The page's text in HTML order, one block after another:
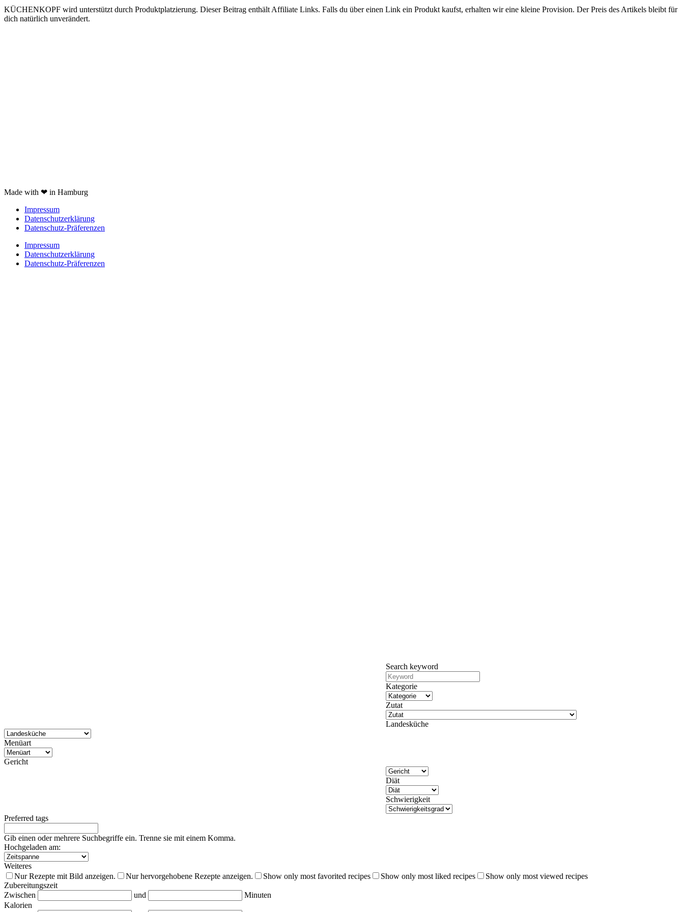
KÜCHENKOPF wird unterstützt durch Produktplatzierung. Dieser Beitrag enthält Affiliate Links. Falls du über einen Link ein Produkt kaufst, erhalten wir eine kleine Provision. Der Preis des Artikels bleibt für
dich natürlich unverändert.
Made with ❤ in Hamburg
Impressum
Datenschutzerklärung
Datenschutz-Präferenzen
Impressum
Datenschutzerklärung
Datenschutz-Präferenzen
Search keyword
Kategorie
Zutat
Landesküche
Menüart
Gericht
Diät
Schwierigkeit
Preferred tags
Gib einen oder mehrere Suchbegriffe ein. Trenne sie mit einem Komma.
Hochgeladen am:
Weiteres
Nur Rezepte mit Bild anzeigen.
Nur hervorgehobene Rezepte anzeigen. Show only most favorited recipes Show only most liked recipes
Show only most viewed recipes
Zubereitungszeit
Zwischen
und
Minuten
Kalorien